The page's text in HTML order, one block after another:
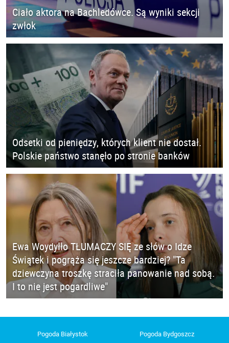
Ciało aktora na Bachledówce. Są wyniki sekcji
zwłok
Odsetki od pieniędzy, których klient nie dostał.
Polskie państwo stanęło po stronie banków
Ewa Woydyłło TŁUMACZY SIĘ ze słów o Idze
Świątek i pogrąża się jeszcze bardziej? "Ta
dziewczyna troszkę straciła panowanie nad sobą.
I to nie jest pogardliwe"
Pogoda Białystok Pogoda Bydgoszcz